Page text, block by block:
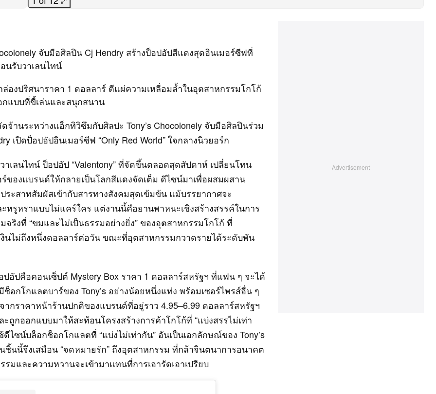
จับมือศิลปิน Cj Hendry สร้างป็อปอัปสีแดงสุดอินเมอร์ซีฟที่
นรับวาเลนไทน์
องปริศนาราคา 1 ดอลลาร์ ตีแผ่ความเหลื่อมล้ำในอุตสาหกรรมโกโก้
กแบบที่ขี้เล่นและสนุกสนาน
จ้านระหว่างแอ็กทิวิซึมกับศิลปะ Tony’s Chocolonely จับมือศิลปินร่วม
เปิดป็อปอัปอินเมอร์ซีฟ “Only Red World” ใจกลางนิวยอร์ก
าเลนไทน์ ป็อปอัป “Valentony” ที่จัดขึ้นตลอดสุดสัปดาห์ เปลี่ยนโทน
ร์ของแบรนด์ให้กลายเป็นโลกสีแดงจัดเต็ม ดีไซน์มาเพื่อผสมผสาน
ระสาทสัมผัสเข้ากับสารทางสังคมสุดเข้มข้น แม้บรรยากาศจะ
หรูหราแบบไม่แคร์ใคร แต่งานนี้คือยานพาหนะเชิงสร้างสรรค์ในการ
จริงที่ “ขมและไม่เป็นธรรมอย่างยิ่ง” ของอุตสาหกรรมโกโก้ ที่
งินไม่ถึงหนึ่งดอลลาร์ต่อวัน ขณะที่อุตสาหกรรมกวาดรายได้ระดับพัน
ปอัปคือคอนเซ็ปต์ Mystery Box ราคา 1 ดอลลาร์สหรัฐฯ ที่แฟน ๆ จะได้
ช็อกโกแลตบาร์ของ Tony’s อย่างน้อยหนึ่งแท่ง พร้อมเซอร์ไพรส์อื่น ๆ
ากราคาหน้าร้านปกติของแบรนด์ที่อยู่ราว 4.95–6.99 ดอลลาร์สหรัฐฯ
ถูกออกแบบมาให้สะท้อนโครงสร้างการค้าโกโก้ที่ “แบ่งสรรไม่เท่า
ดีไซน์บล็อกช็อกโกแลตที่ “แบ่งไม่เท่ากัน” อันเป็นเอกลักษณ์ของ Tony’s
ชิ้นนี้จึงเสมือน “จดหมายรัก” ถึงอุตสาหกรรม ที่กล้าจินตนาการอนาคต
รมและความหวานจะเข้ามาแทนที่การเอารัดเอาเปรียบ